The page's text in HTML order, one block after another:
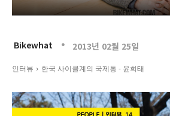
Bikewhat 2013년 02월 25일
인터뷰 한국 사이클계의 국제통 - 윤희태